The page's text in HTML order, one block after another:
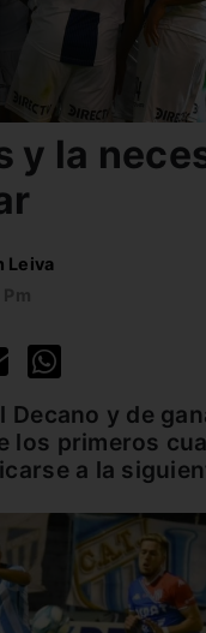
y la
Leiva
Decano y de
los primeros
a la